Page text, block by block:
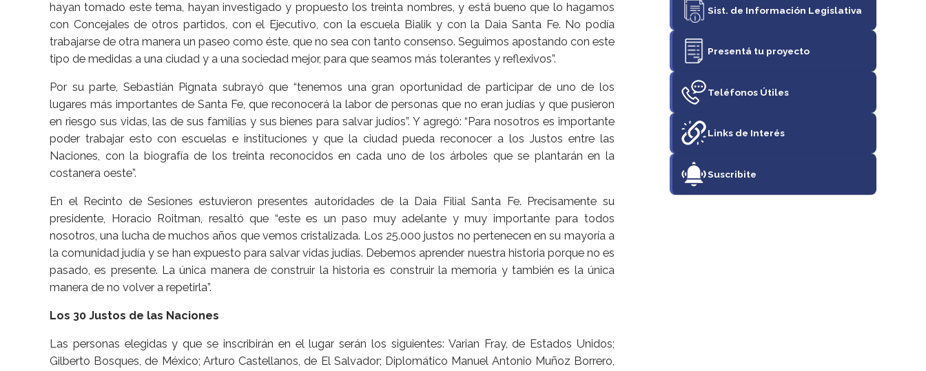
hayan tomado este tema, hayan investigado y propuesto los treinta nombres, y está bueno que lo hagamos
con Concejales de otros partidos, con el Ejecutivo, con la escuela Bialik y con la Daia Santa Fe. No podía
trabajarse de otra manera un paseo como éste, que no sea con tanto consenso. Seguimos apostando con este
tipo de medidas a una ciudad y a una sociedad mejor, para que seamos más tolerantes y reflexivos”.
Por su parte, Sebastián Pignata subrayó que “tenemos una gran oportunidad de participar de uno de los
lugares más importantes de Santa Fe, que reconocerá la labor de personas que no eran judías y que pusieron
en riesgo sus vidas, las de sus familias y sus bienes para salvar judíos”. Y agregó: “Para nosotros es importante
poder trabajar esto con escuelas e instituciones y que la ciudad pueda reconocer a los Justos entre las
Naciones, con la biografía de los treinta reconocidos en cada uno de los árboles que se plantarán en la
costanera oeste”.
En el Recinto de Sesiones estuvieron presentes autoridades de la Daia Filial Santa Fe. Precisamente su
presidente, Horacio Roitman, resaltó que “este es un paso muy adelante y muy importante para todos
nosotros, una lucha de muchos años que vemos cristalizada. Los 25.000 justos no pertenecen en su mayoría a
la comunidad judía y se han expuesto para salvar vidas judías. Debemos aprender nuestra historia porque no es
pasado, es presente. La única manera de construir la historia es construir la memoria y también es la única
manera de no volver a repetirla”.
Los 30 Justos de las Naciones
Las personas elegidas y que se inscribirán en el lugar serán los siguientes: Varian Fray, de Estados Unidos;
Gilberto Bosques, de México; Arturo Castellanos, de El Salvador; Diplomático Manuel Antonio Muñoz Borrero,
Sist. de Información Legislativa
Presentá tu proyecto
Teléfonos Útiles
Links de Interés
Suscribite